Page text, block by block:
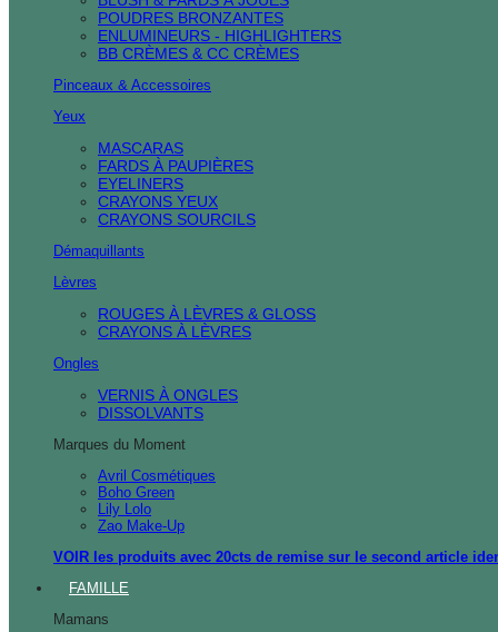
POUDRES BRONZANTES
ENLUMINEURS - HIGHLIGHTERS
BB CRÈMES & CC CRÈMES
Pinceaux & Accessoires
Yeux
MASCARAS
FARDS À PAUPIÈRES
EYELINERS
CRAYONS YEUX
CRAYONS SOURCILS
Démaquillants
Lèvres
ROUGES À LÈVRES & GLOSS
CRAYONS À LÈVRES
Ongles
VERNIS À ONGLES
DISSOLVANTS
Marques du Moment
Avril Cosmétiques
Boho Green
Lily Lolo
Zao Make-Up
VOIR les produits avec 20cts de remise sur le second article
FAMILLE
Mamans